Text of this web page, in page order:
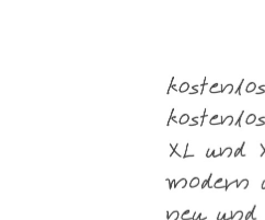
Noch Fragen? FAQ...